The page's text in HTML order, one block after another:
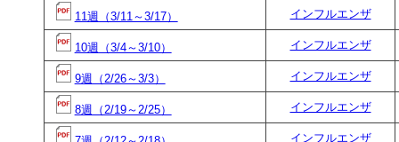
11週（3/11～3/17） インフルエンザ
10週（3/4～3/10） インフルエンザ
9週（2/26～3/3） インフルエンザ
8週（2/19～2/25） インフルエンザ
インフルエンザ